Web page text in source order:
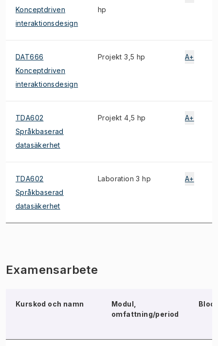
Konceptdriven
interaktionsdesign
hp
DAT666
Konceptdriven
interaktionsdesign
Projekt 3,5 hp A+
TDA602
Språkbaserad
datasäkerhet
Projekt 4,5 hp A+
TDA602
Språkbaserad
datasäkerhet
Laboration 3 hp A+
Examensarbete
Kurskod och namn
Modul,
omfattning/period